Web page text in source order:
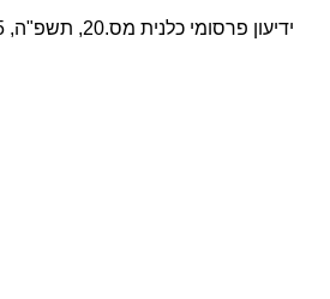
ידיעון פרסומי כלנית מס.20, תשפ"ה, 5.2.2025